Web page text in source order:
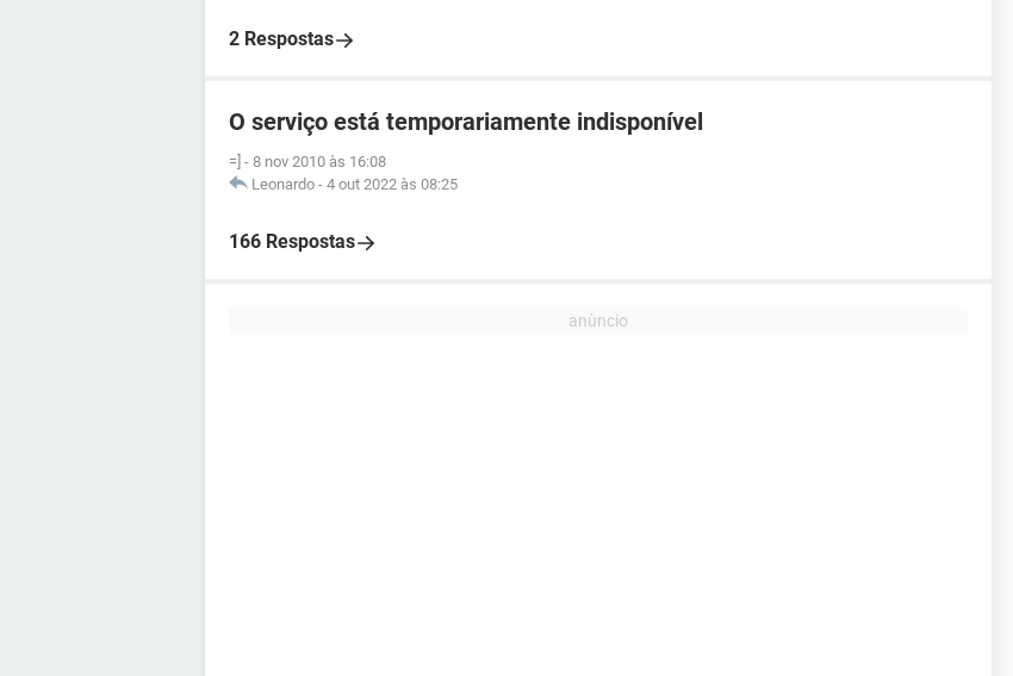
2 Respostas
O serviço está temporariamente indisponível
=] - 8 nov 2010 às 16:08
Leonardo - 4 out 2022 às 08:25
166 Respostas